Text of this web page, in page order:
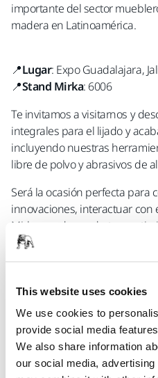
This website uses cookies
We use cookies to
provide social media
We also share information
our social media,
importante del sector
madera en Latinoamérica.
📍Lugar: Expo Guadalajara,
📍Stand Mirka: 6006
Te invitamos a visitarnos y
integrales para el lijado y
incluyendo nuestras
libre de polvo y abrasivos de
Será la ocasión perfecta para
innovaciones, interactuar con
Mirka puede ayudarte a
mejorar la calidad de tus
¡No faltes!
Conoce más